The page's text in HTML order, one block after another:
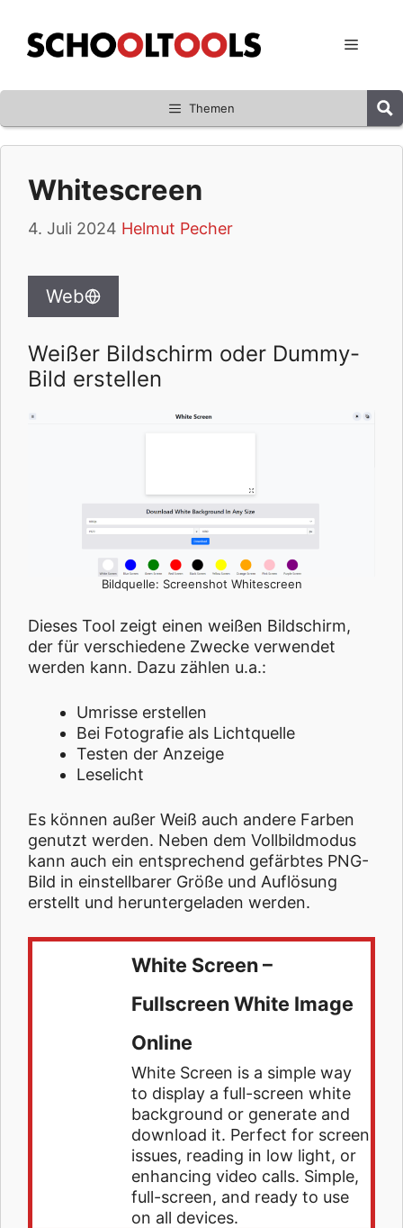
Inhalt
springen
Menü
Themen
Whitescreen
4. Juli 2024 Helmut Pecher
Web
Weißer Bildschirm oder Dummy-
Bild erstellen
Bildquelle: Screenshot Whitescreen
Dieses Tool zeigt einen weißen Bildschirm,
der für verschiedene Zwecke verwendet
werden kann. Dazu zählen u.a.:
Umrisse erstellen
Bei Fotografie als Lichtquelle
Testen der Anzeige
Leselicht
Es können außer Weiß auch andere Farben
genutzt werden. Neben dem Vollbildmodus
kann auch ein entsprechend gefärbtes PNG-
Bild in einstellbarer Größe und Auflösung
erstellt und heruntergeladen werden.
White Screen –
Fullscreen White Image
Online
White Screen is a simple way
to display a full-screen white
background or generate and
download it. Perfect for screen
issues, reading in low light, or
enhancing video calls. Simple,
full-screen, and ready to use
on all devices.